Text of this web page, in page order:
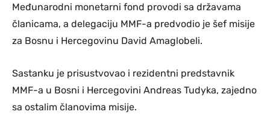
Međunarodni monetarni fond provodi sa državama
članicama, a delegaciju MMF-a predvodio je šef misije
za Bosnu i Hercegovinu David Amaglobeli.
Sastanku je prisustvovao i rezidentni predstavnik
MMF-a u Bosni i Hercegovini Andreas Tudyka, zajedno
sa ostalim članovima misije.